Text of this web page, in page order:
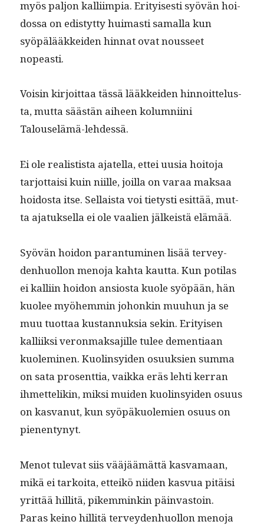
myös paljon kalli­impia. Eri­tyis­es­ti syövän hoi­
dos­sa on edis­tyt­ty huimasti samal­la kun
syöpälääkkei­den hin­nat ovat nousseet
nopeasti.
Voisin kir­joit­taa tässä lääkkei­den hin­noit­telus­
ta, mut­ta säästän aiheen kolum­ni­i­ni
Talouselämä-lehdessä.
Ei ole real­is­tista ajatel­la, ettei uusia hoito­ja
tar­jot­taisi kuin niille, joil­la on varaa mak­saa
hoi­dos­ta itse. Sel­l­aista voi tietysti esit­tää, mut­
ta ajatuk­sel­la ei ole vaalien jälkeistä elämää.
Syövän hoidon paran­tu­mi­nen lisää ter­vey­
den­huol­lon meno­ja kah­ta kaut­ta. Kun poti­las
ei kalli­in hoidon ansios­ta kuole syöpään, hän
kuolee myöhem­min johonkin muuhun ja se
muu tuot­taa kus­tan­nuk­sia sekin. Eri­tyisen
kalli­ik­si veron­mak­sajille tulee demen­ti­aan
kuolem­i­nen. Kuolin­syi­den osuuk­sien sum­ma
on sata pros­ent­tia, vaik­ka eräs lehti ker­ran
ihmette­likin, mik­si muiden kuolin­syi­den osu­us
on kas­vanut, kun syöpäkuolemien osu­us on
pienentynyt.
Menot tule­vat siis vääjäämät­tä kas­va­maan,
mikä ei tarkoi­ta, etteikö niiden kasvua pitäisi
yrit­tää hillitä, pikem­minkin päin­vas­toin.
Paras keino hillitä ter­vey­den­huol­lon meno­ja